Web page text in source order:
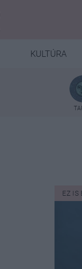
KULTÚRA
EZ IS